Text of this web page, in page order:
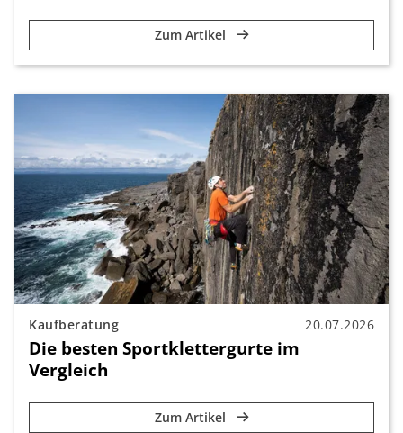
Zum Artikel
Kaufberatung 20.07.2026
Die besten Sportklettergurte im
Vergleich
Zum Artikel